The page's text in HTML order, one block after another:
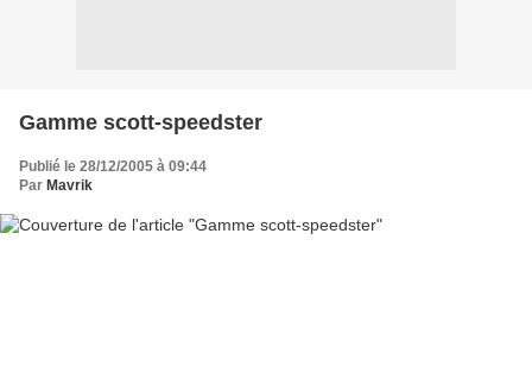
Gamme scott-speedster
Publié le 28/12/2005 à 09:44
Par Mavrik